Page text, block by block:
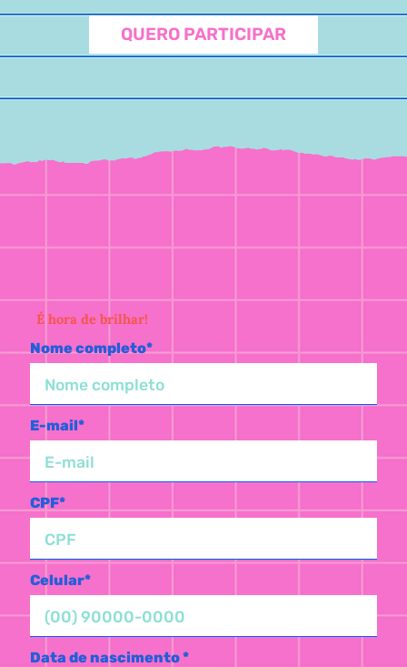
QUERO PARTICIPAR
É hora de brilhar!
Nome completo*
E-mail*
CPF*
Celular*
Data de nascimento *